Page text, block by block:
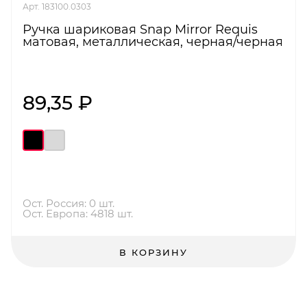
Арт. 183100.0303
Ручка шариковая Snap Mirror Requis
матовая, металлическая, черная/черная
89,35 ₽
Ост. Россия: 0 шт.
Ост. Европа: 4818 шт.
В КОРЗИНУ